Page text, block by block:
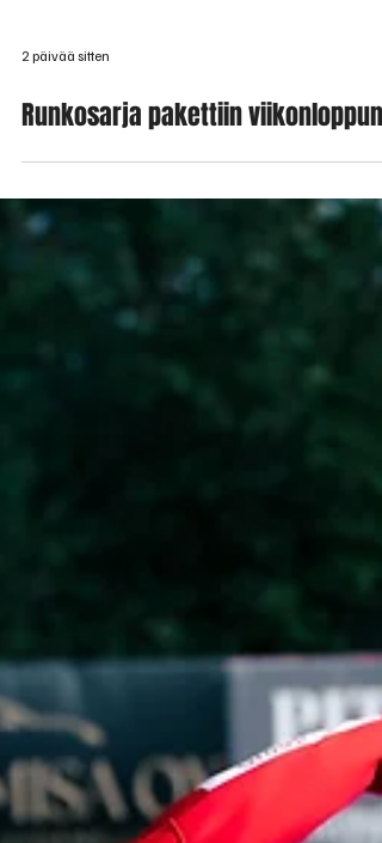
2 päivää sitten
Runkosarja pakettiin viikonloppuna